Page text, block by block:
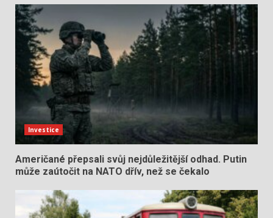
Investice
Američané přepsali svůj nejdůležitější odhad. Putin
může zaútočit na NATO dřív, než se čekalo